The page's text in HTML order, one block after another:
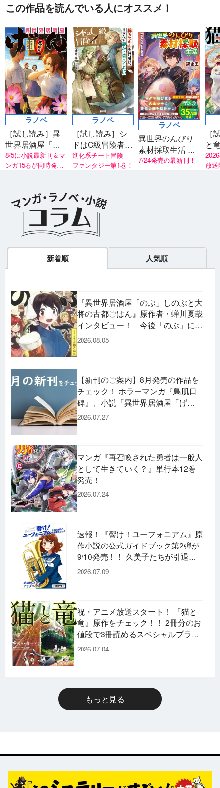
この作品を読んでいる人にオススメ！
ラノベ
［試し読み］異
世界居酒屋「げ
ん」三杯目
8/5に小説最新刊＆マ
ンガ15巻が同時発
ラノベ
［試し読み］シ
ドはC級冒険者
稀少スキルを持
つ男は、目立た
進化系チート冒険
ファンタジー第1巻！
ラノベ
異世界のんびり
素材採取生活 灼
熱の火山と亜竜
7/24発売の最新刊！
［
と竜 猫の英
魔
放送
新着順 人気順
『異世界居酒屋「のぶ」しのぶと大
将の古都ごはん』原作者・蝉川夏哉
インタビュー！ 今後「のぶ」に登
場するメニューは……!?
2026.08.05
【新刊のご案内】8月発売の作品を
チェック！ ホラーマンガ『鳥肌口
碑』、小説『異世界居酒屋「げ
ん」』、文庫『カエル男 完結編』
などずらり！
2026.07.27
マンガ『再召喚された勇者は一般人
として生きていく？』単行本12巻
発売！
2026.07.24
速報！『響け！ユーフォニアム』原
作小説の公式ガイドブック第2弾が
9/10発売！！ 久美子たちが引退し
た後の書き下ろし小説など充実の内
2026.07.09
祝・アニメ放送スタート！ 『猫と
竜』原作をチェック！！ 2冊分のお
値段で3冊読めるスペシャルプライ
スパックのコミックスも発売！
2026.07.04
もっと見る